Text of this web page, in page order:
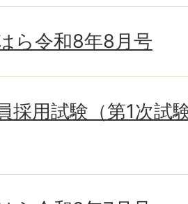
ら令和8年8月号
採用試験（第1次試